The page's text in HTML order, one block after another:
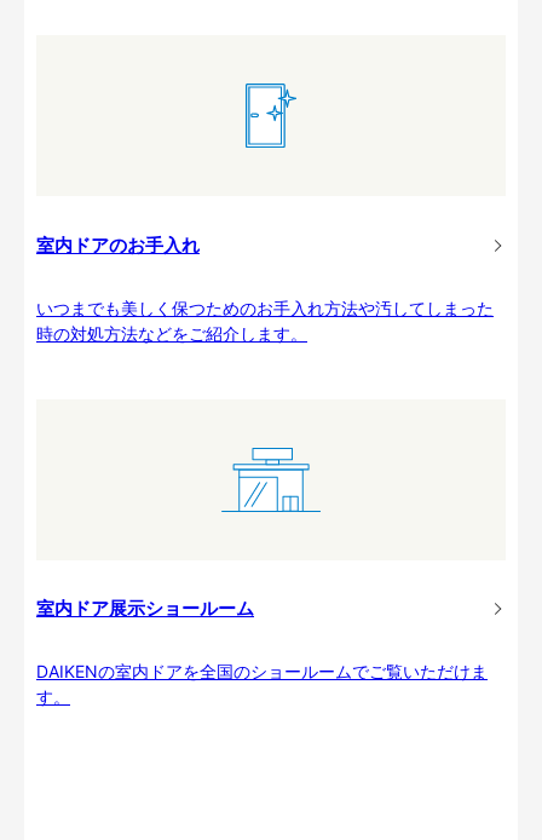
室内ドアのお手入れ
いつまでも美しく保つためのお手入れ方法や汚してしまった
時の対処方法などをご紹介します。
室内ドア展示ショールーム
DAIKENの室内ドアを全国のショールームでご覧いただけま
す。